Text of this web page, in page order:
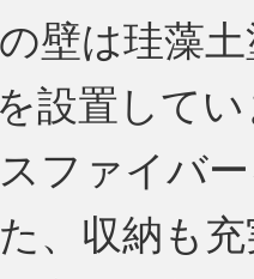
壁は珪藻土
設置して
ファイバ
、収納も